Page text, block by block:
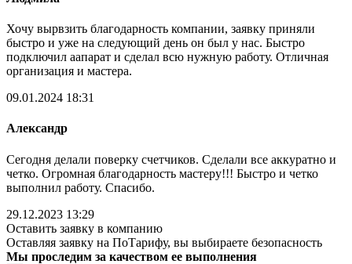
Хочу вырвзить благодарность компании, заявку приняли
быстро и уже на следующий день он был у нас. Быстро
подключил аапарат и сделал всю нужную работу. Отличная
организация и мастера.
09.01.2024 18:31
Александр
Сегодня делали поверку счетчиков. Сделали все аккуратно и
четко. Огромная благодарность мастеру!!! Быстро и четко
выполнил работу. Спасибо.
29.12.2023 13:29
Оставить заявку в компанию
Оставляя заявку на ПоТарифу, вы выбираете безопасность
Мы проследим за качеством ее выполнения